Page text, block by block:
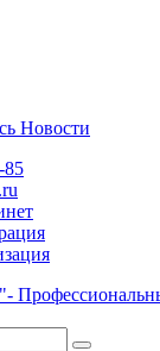
Новости
85